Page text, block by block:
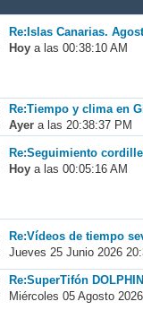
Re:Islas Canarias.
Hoy a las 00:38:10 AM
Re:Tiempo y clima en
Ayer a las 20:38:37 PM
Re:Seguimiento
Hoy a las 00:05:16 AM
Re:Vídeos de tiempo
Jueves 25 Junio 2026
Re:SuperTifón
Miércoles 05 Agosto